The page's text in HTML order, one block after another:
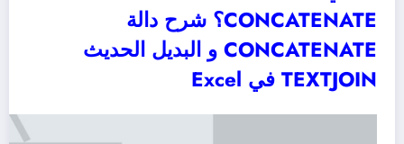
CONCATENATE؟ شرح دالة
CONCATENATE و البديل الحديث
TEXTJOIN في Excel